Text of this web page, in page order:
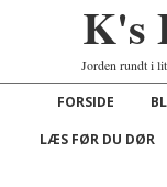
K's
Jorden rundt i
FORSIDE
LÆS FØR DU DØR